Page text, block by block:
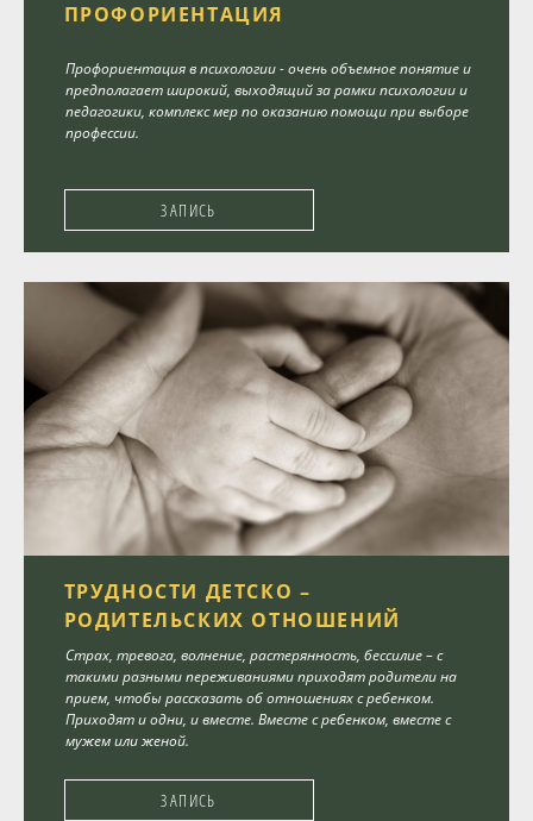
ПРОФОРИЕНТАЦИЯ
Профориентация в психологии - очень объемное понятие и
предполагает широкий, выходящий за рамки психологии и
педагогики, комплекс мер по оказанию помощи при выборе
профессии.
ЗАПИСЬ
ТРУДНОСТИ ДЕТСКО –
РОДИТЕЛЬСКИХ ОТНОШЕНИЙ
Страх, тревога, волнение, растерянность, бессилие – с
такими разными переживаниями приходят родители на
прием, чтобы рассказать об отношениях с ребенком.
Приходят и одни, и вместе. Вместе с ребенком, вместе с
мужем или женой.
ЗАПИСЬ